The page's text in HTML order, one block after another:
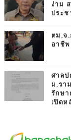
ง่าม
ประ
ตม.จ
อาชี
ศาลป
ม.รา
รักษ
เปิด